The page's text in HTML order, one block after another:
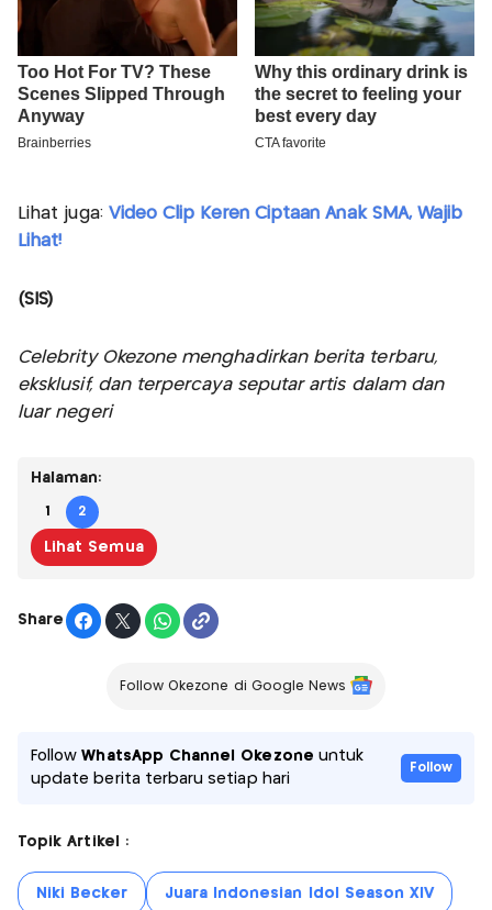
Lihat juga: Video Clip Keren Ciptaan Anak SMA, Wajib
Lihat!
(SIS)
Celebrity Okezone menghadirkan berita terbaru,
eksklusif, dan terpercaya seputar artis dalam dan
luar negeri
Halaman:
1 2
Lihat Semua
Share
Follow Okezone di Google News
FollowWhatsApp Channel Okezone untuk
update berita terbaru setiap hari
Follow
Topik Artikel :
Niki Becker Juara Indonesian Idol Season XIV